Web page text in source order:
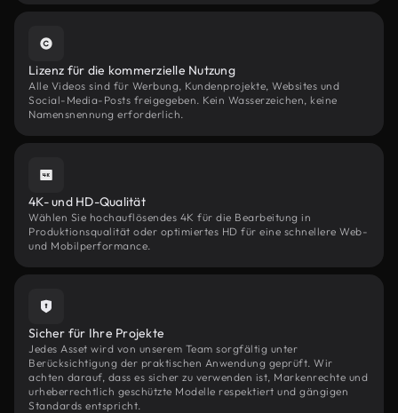
Lizenz für die kommerzielle Nutzung
Alle Videos sind für Werbung, Kundenprojekte, Websites und
Social-Media-Posts freigegeben. Kein Wasserzeichen, keine
Namensnennung erforderlich.
4K- und HD-Qualität
Wählen Sie hochauflösendes 4K für die Bearbeitung in
Produktionsqualität oder optimiertes HD für eine schnellere Web-
und Mobilperformance.
Sicher für Ihre Projekte
Jedes Asset wird von unserem Team sorgfältig unter
Berücksichtigung der praktischen Anwendung geprüft. Wir
achten darauf, dass es sicher zu verwenden ist, Markenrechte und
urheberrechtlich geschützte Modelle respektiert und gängigen
Standards entspricht.